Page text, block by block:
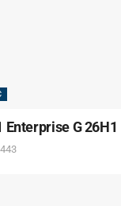
Enterprise G 26H1
443